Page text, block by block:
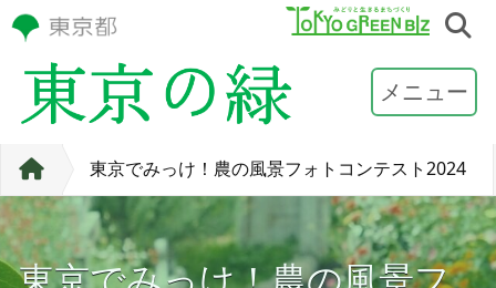
メニュー
東京でみっけ！農の風景フォトコンテスト2024
東京でみっけ！農の風景フ